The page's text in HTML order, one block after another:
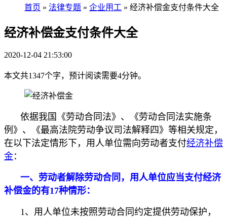
首页 » 法律专题 » 企业用工 » 经济补偿金支付条件大全
经济补偿金支付条件大全
2020-12-04 21:53:00
本文共1347个字，预计阅读需要4分钟。
依据我国《劳动合同法》、《劳动合同法实施条
例》、《最高法院劳动争议司法解释四》等相关规定，
在以下法定情形下，用人单位需向劳动者支付经济补偿
金：
一、劳动者解除劳动合同，用人单位应当支付经济
补偿金的有17种情形：
1、用人单位未按照劳动合同约定提供劳动保护，